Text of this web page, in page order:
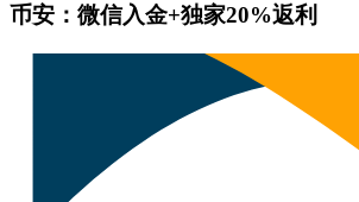
币安：微信入金+独家20%返利